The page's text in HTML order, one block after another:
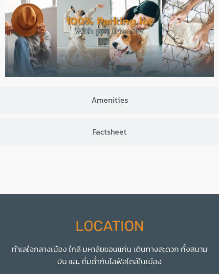
Amenities
Factsheet
LOCATION
ทำเลใจกลางเมือง ใกล้ มหาลัยขอนแก่น เดินทางสะดวก ทั้งสนาม
บิน และ ดื่มด่ำกับไลฟ์สไตล์ในเมือง